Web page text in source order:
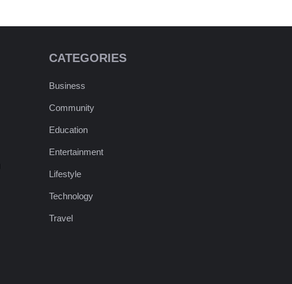
CATEGORIES
Business
Community
Education
Entertainment
Lifestyle
Technology
Travel